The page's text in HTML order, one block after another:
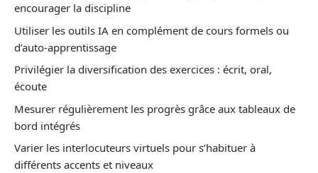
encourager la discipline
Utiliser les outils IA en complément de cours formels ou
d’auto-apprentissage
Privilégier la diversification des exercices : écrit, oral,
écoute
Mesurer régulièrement les progrès grâce aux tableaux de
bord intégrés
Varier les interlocuteurs virtuels pour s’habituer à
différents accents et niveaux